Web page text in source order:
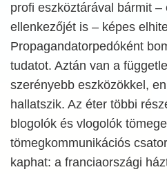
profi eszköztárával bármit –
ellenkezőjét is – képes
Propagandatorpedóként
tudatot. Aztán van a
szerényebb eszközökkel,
hallatszik. Az éter többi
blogolók és vlogolók
tömegkommunikációs
kaphat: a franciaországi